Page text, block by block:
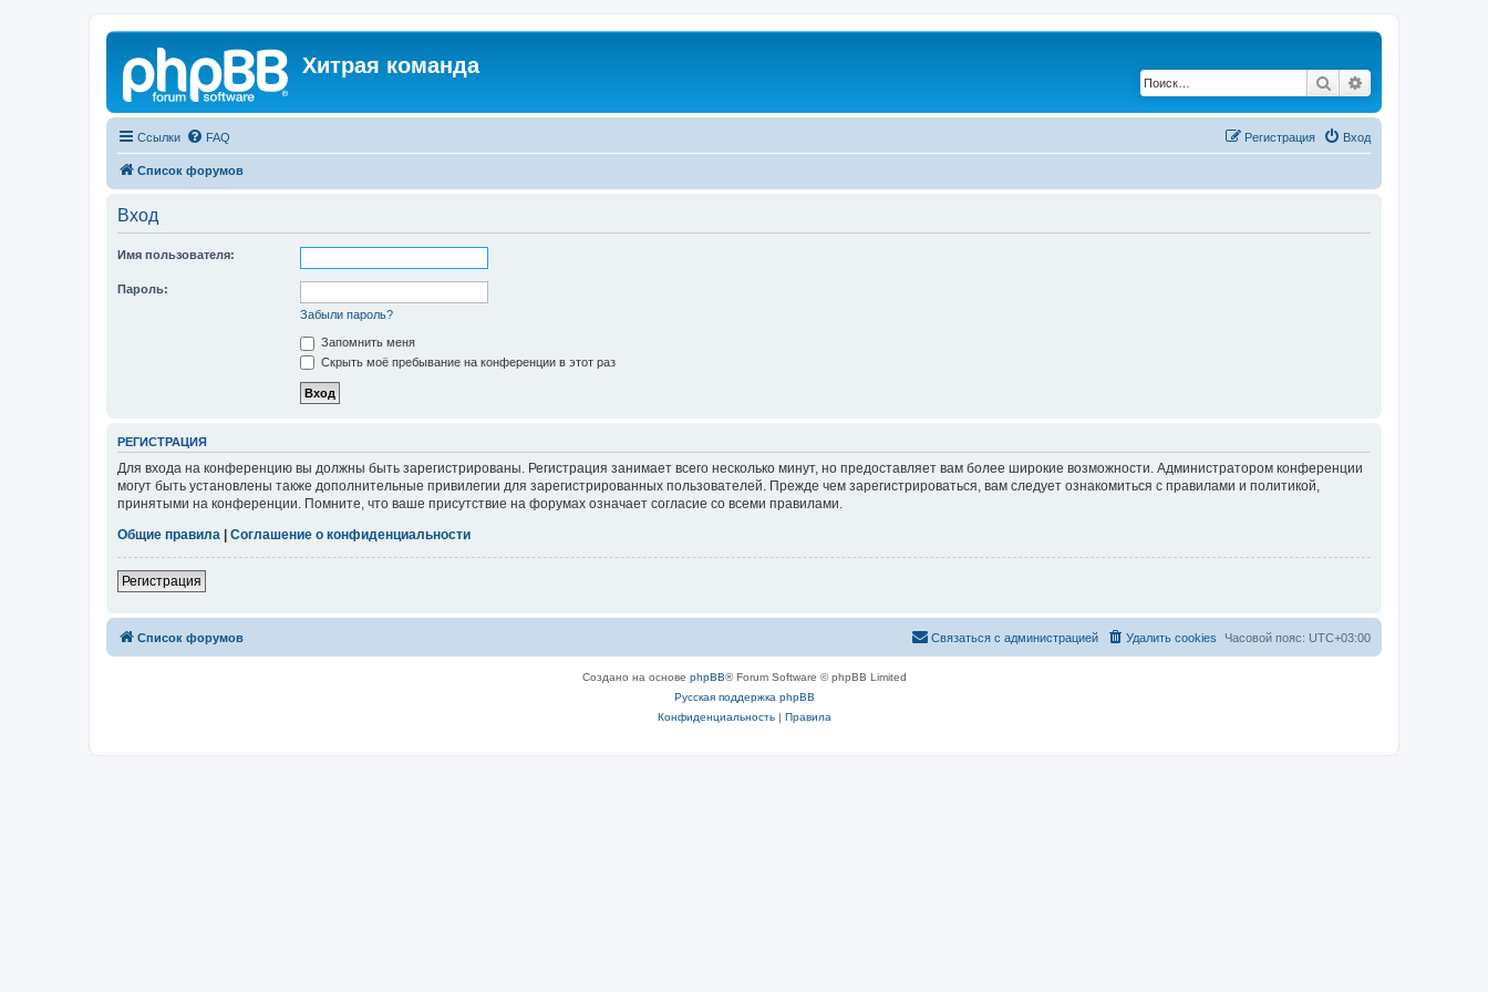
Хитрая команда
Поиск
Ссылки FAQ Вход
Регистрация
Список форумов
Вход
Имя пользователя:
Пароль:
Забыли пароль?
Запомнить меня
Скрыть моё пребывание на конференции в этот раз
РЕГИСТРАЦИЯ
Для входа на конференцию вы должны быть зарегистрированы. Регистрация занимает всего несколько минут, но предоставляет вам более широкие возможности. Администратором конференции
могут быть установлены также дополнительные привилегии для зарегистрированных пользователей. Прежде чем зарегистрироваться, вам следует ознакомиться с правилами и политикой,
принятыми на конференции. Помните, что ваше присутствие на форумах означает согласие со всеми правилами.
Общие правила | Соглашение о конфиденциальности
Регистрация
Список форумов Часовой пояс: UTC+03:00
Удалить cookies
Связаться с администрацией
Создано на основе phpBB® Forum Software © phpBB Limited
Русская поддержка phpBB
Конфиденциальность| Правила